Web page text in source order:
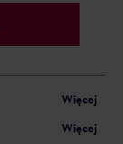
Więcej
Więcej